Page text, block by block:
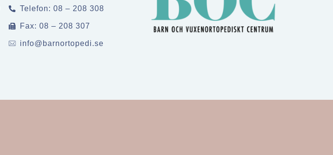
Telefon: 08 – 208 308
Fax: 08 – 208 307
info@barnortopedi.se